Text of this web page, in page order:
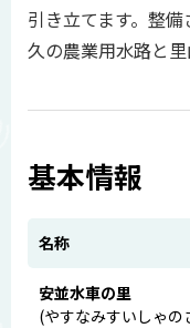
引き立てます。整
久の農業用水路と
基本情報
名称
安並水車の里
(やすなみすいしゃの